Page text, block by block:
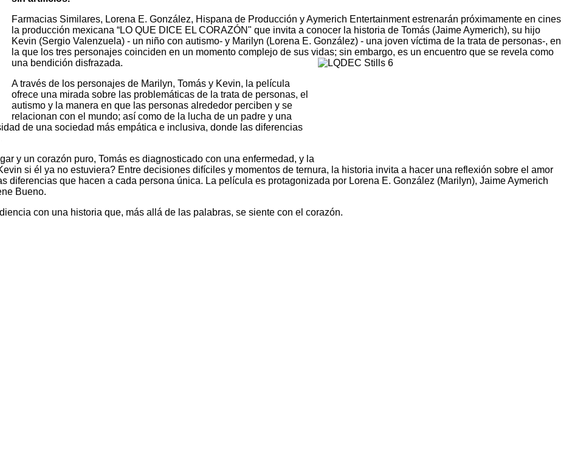
Farmacias Similares, Lorena E. González, Hispana de Producción y Aymerich Entertainment estrenarán próximamente en cines
la producción mexicana “LO QUE DICE EL CORAZÓN" que invita a conocer la historia de Tomás (Jaime Aymerich), su hijo
Kevin (Sergio Valenzuela) - un niño con autismo- y Marilyn (Lorena E. González) - una joven víctima de la trata de personas-, en
la que los tres personajes coinciden en un momento complejo de sus vidas; sin embargo, es un encuentro que se revela como
una bendición disfrazada.
A través de los personajes de Marilyn, Tomás y Kevin, la película
ofrece una mirada sobre las problemáticas de la trata de personas, el
autismo y la manera en que las personas alrededor perciben y se
relacionan con el mundo; así como de la lucha de un padre y una
de una sociedad más empática e inclusiva, donde las diferencias
y un corazón puro, Tomás es diagnosticado con una enfermedad, y la
si él ya no estuviera? Entre decisiones difíciles y momentos de ternura, la historia invita a hacer una reflexión sobre el amor
diferencias que hacen a cada persona única. La película es protagonizada por Lorena E. González (Marilyn), Jaime Aymerich
Bueno.
con una historia que, más allá de las palabras, se siente con el corazón.